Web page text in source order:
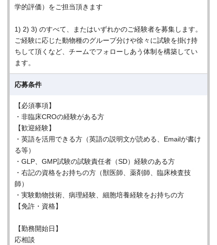
学的評価）をご担当頂きます
1) 2) 3) のすべて、またはいずれかのご経験者を募集します。
ご経験に応じた動物種のグループ分けや徐々に試験を掛け持
ちして頂くなど、チームでフォローしあう体制を構築してい
ます。
応募条件
【必須事項】
・非臨床CROの経験がある方
【歓迎経験】
・英語を活用できる方（英語の説明文が読める、Emailが書け
る等）
・GLP、GMP試験の試験責任者（SD）経験のある方
・右記の資格をお持ちの方（獣医師、薬剤師、臨床検査技
師）
・実験動物技術、病理経験、細胞培養経験をお持ちの方
【免許・資格】
【勤務開始日】
応相談